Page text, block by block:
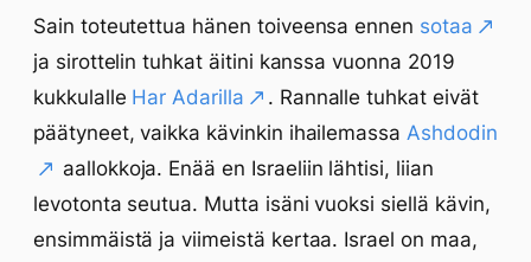
Sain toteutettua hänen toiveensa ennen sotaa
ja sirottelin tuhkat äitini kanssa vuonna 2019
kukkulalle Har Adarilla
. Rannalle tuhkat eivät
päätyneet, vaikka kävinkin ihailemassaAshdodin
aallokkoja. Enää en Israeliin lähtisi, liian
levotonta seutua. Mutta isäni vuoksi siellä kävin,
ensimmäistä ja viimeistä kertaa. Israel on maa,